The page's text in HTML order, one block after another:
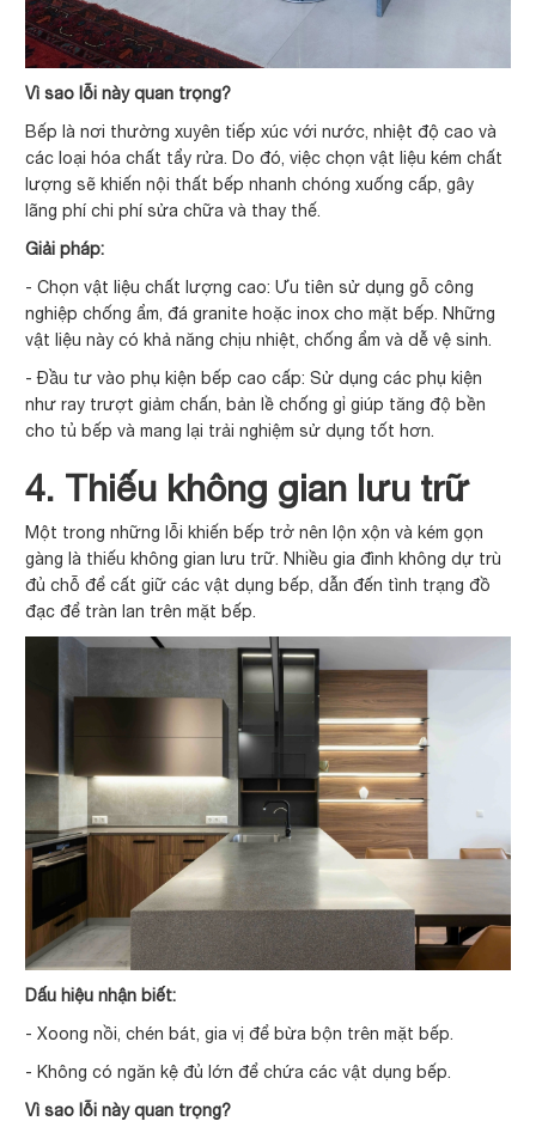
Vì sao lỗi này quan trọng?
Bếp là nơi thường xuyên tiếp xúc với nước, nhiệt độ cao và
các loại hóa chất tẩy rửa. Do đó, việc chọn vật liệu kém chất
lượng sẽ khiến nội thất bếp nhanh chóng xuống cấp, gây
lãng phí chi phí sửa chữa và thay thế.
Giải pháp:
- Chọn vật liệu chất lượng cao: Ưu tiên sử dụng gỗ công
nghiệp chống ẩm, đá granite hoặc inox cho mặt bếp. Những
vật liệu này có khả năng chịu nhiệt, chống ẩm và dễ vệ sinh.
- Đầu tư vào phụ kiện bếp cao cấp: Sử dụng các phụ kiện
như ray trượt giảm chấn, bản lề chống gỉ giúp tăng độ bền
cho tủ bếp và mang lại trải nghiệm sử dụng tốt hơn.
4. Thiếu không gian lưu trữ
Một trong những lỗi khiến bếp trở nên lộn xộn và kém gọn
gàng là thiếu không gian lưu trữ. Nhiều gia đình không dự trù
đủ chỗ để cất giữ các vật dụng bếp, dẫn đến tình trạng đồ
đạc để tràn lan trên mặt bếp.
Dấu hiệu nhận biết:
- Xoong nồi, chén bát, gia vị để bừa bộn trên mặt bếp.
- Không có ngăn kệ đủ lớn để chứa các vật dụng bếp.
Vì sao lỗi này quan trọng?